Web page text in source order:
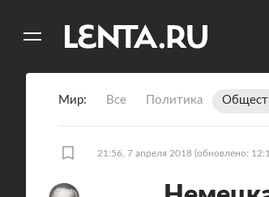
Мир Все Политика
21:56, 7 апреля 2018 (обновлено: